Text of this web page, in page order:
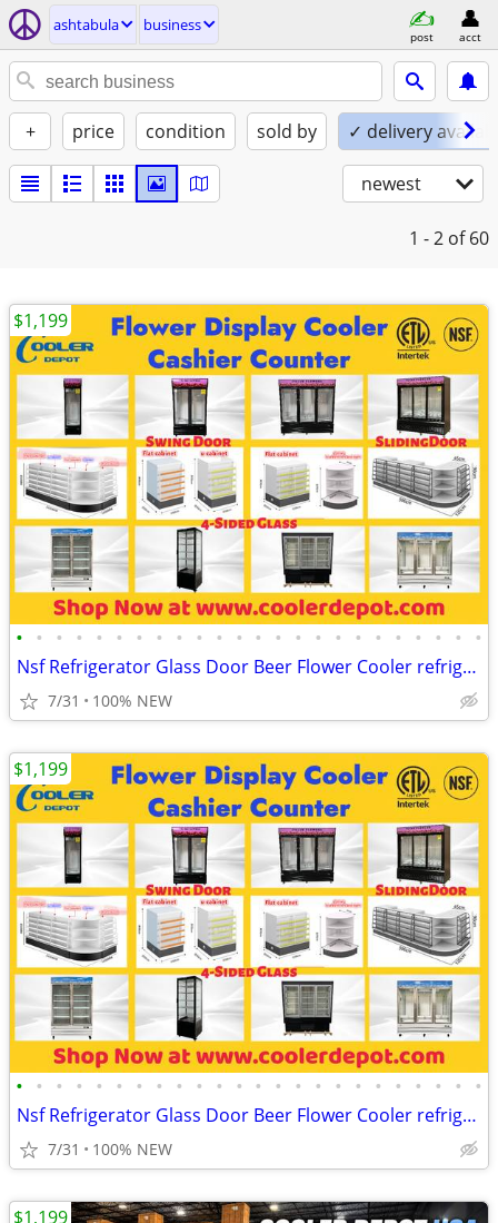
ashtabula business
post acct
+ price condition sold by ✓ delivery
newest
1 - 2 of 60
• • • • • • • • • • • • • • • • • • • • • • • •
Nsf Refrigerator Glass Door Beer Flower Cooler refrigerators RESTAURAN
7/31 100% NEW
$1,199
• • • • • • • • • • • • • • • • • • • • • • • •
Nsf Refrigerator Glass Door Beer Flower Cooler refrigerators RESTAURAN
7/31 100% NEW
$1,199
$1,199